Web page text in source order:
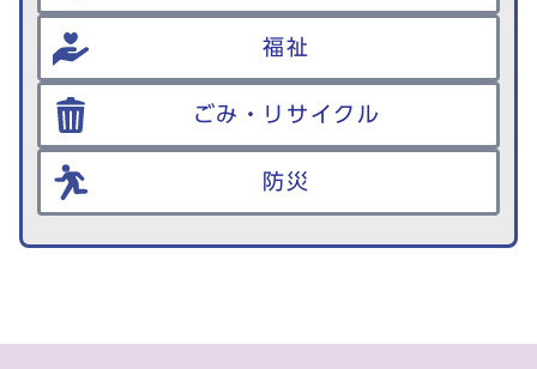
福祉
ごみ・リサイクル
防災